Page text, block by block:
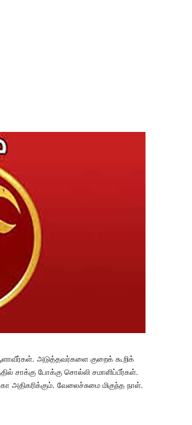
ஆளாவீர்கள். அடுத்தவர்களை குறைக் கூறிக்
சாக்கு போக்கு சொல்லி சமாளிப்பீர்கள்.
அதிகரிக்கும். வேலைச்சுமை மிகுந்த நாள்.